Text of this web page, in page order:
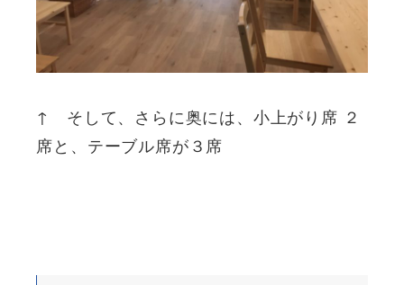
↑ そして、さらに奥には、小上がり席 ２
席と、テーブル席が３席